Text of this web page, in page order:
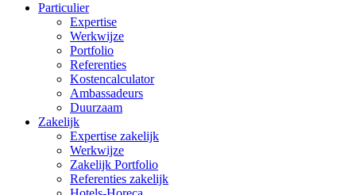
Particulier
Expertise
Werkwijze
Portfolio
Referenties
Kostencalculator
Ambassadeurs
Duurzaam
Zakelijk
Expertise zakelijk
Werkwijze
Zakelijk Portfolio
Referenties zakelijk